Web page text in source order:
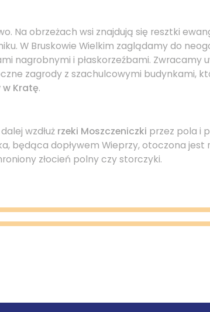
Na obrzeżach wsi znajdują się resztki
W Bruskowie Wielkim zaglądamy do
nagrobnymi i płaskorzeźbami. Zwracamy
zagrody z szachulcowymi budynkami,
w Kratę.
wzdłuż rzeki Moszczeniczki przez pola i
będąca dopływem Wieprzy, otoczona jest
złocień polny czy storczyki.